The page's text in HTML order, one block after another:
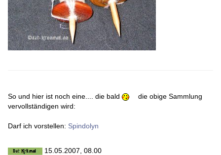
So und hier ist noch eine.... die bald
die obige Sammlung
vervollständigen wird:
Darf ich vorstellen: Spindolyn
15.05.2007, 08.00